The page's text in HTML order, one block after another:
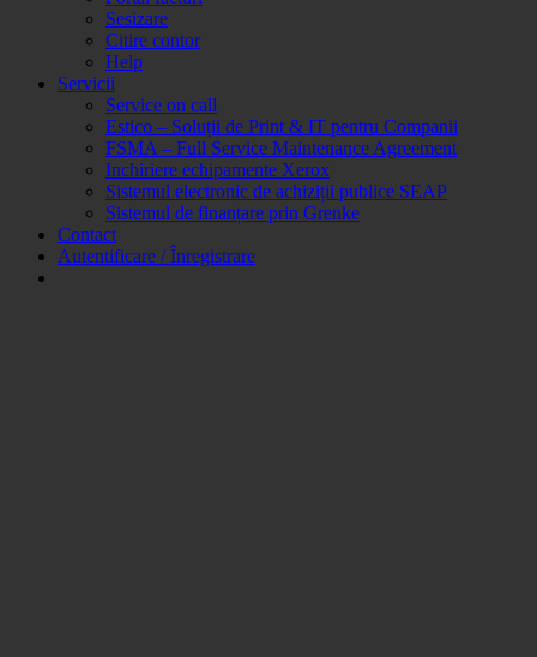
Sesizare
Citire contor
Help
Servicii
Service on call
Estico – Soluții de Print & IT pentru Companii
FSMA – Full Service Maintenance Agreement
Inchiriere echipamente Xerox
Sistemul electronic de achiziții publice SEAP
Sistemul de finanțare prin Grenke
Contact
Autentificare / Înregistrare